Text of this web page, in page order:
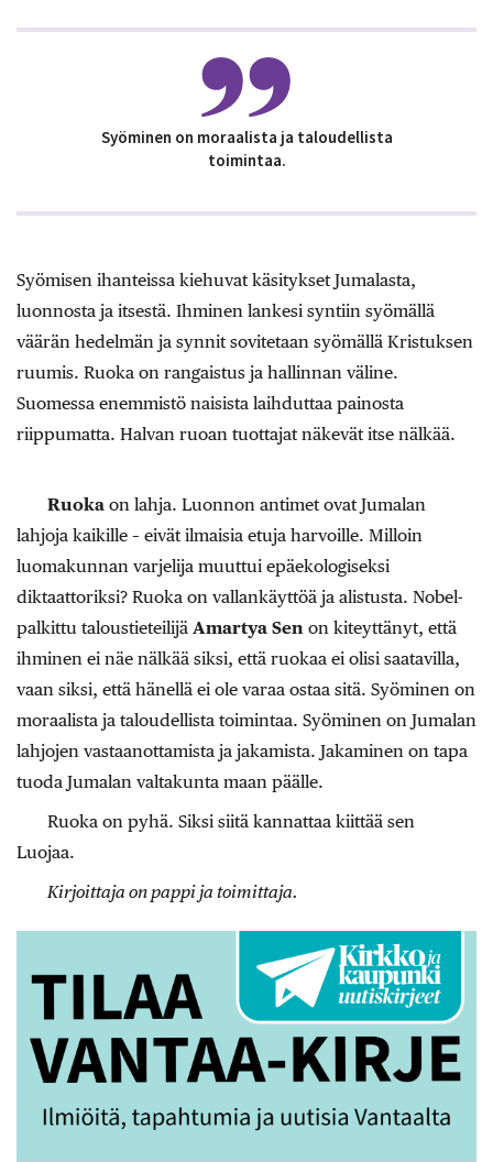
Syöminen on moraalista ja taloudellista
toimintaa.
Syömisen ihanteissa kiehuvat käsitykset Jumalasta,
luonnosta ja itsestä. Ihminen lankesi syntiin syömällä
väärän hedelmän ja synnit sovitetaan syömällä Kristuksen
ruumis. Ruoka on rangaistus ja hallinnan väline.
Suomessa enemmistö naisista laihduttaa painosta
riippumatta. Halvan ruoan tuottajat näkevät itse nälkää.
Ruoka on lahja. Luonnon antimet ovat Jumalan
lahjoja kaikille – eivät ilmaisia etuja harvoille. Milloin
luomakunnan varjelija muuttui epäekologiseksi
diktaattoriksi? Ruoka on vallankäyttöä ja alistusta. Nobel-
palkittu taloustieteilijä Amartya Sen on kiteyttänyt, että
ihminen ei näe nälkää siksi, että ruokaa ei olisi saatavilla,
vaan siksi, että hänellä ei ole varaa ostaa sitä. Syöminen on
moraalista ja taloudellista toimintaa. Syöminen on Jumalan
lahjojen vastaanottamista ja jakamista. Jakaminen on tapa
tuoda Jumalan valtakunta maan päälle.
Ruoka on pyhä. Siksi siitä kannattaa kiittää sen
Luojaa.
Kirjoittaja on pappi ja toimittaja.